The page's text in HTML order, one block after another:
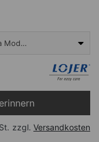
Lojer Therapieliege Manuthera Modell 242, Grauweiß mit Akkuantrieb
14.995,00 €
zzgl. Versandkosten